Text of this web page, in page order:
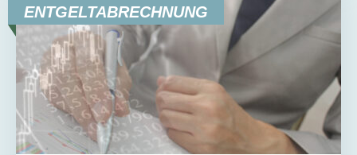
ENTGELTABRECHNUNG